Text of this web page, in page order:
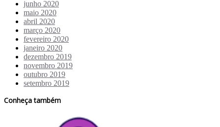
junho 2020
maio 2020
abril 2020
março 2020
fevereiro 2020
janeiro 2020
dezembro 2019
novembro 2019
outubro 2019
setembro 2019
Conheça também